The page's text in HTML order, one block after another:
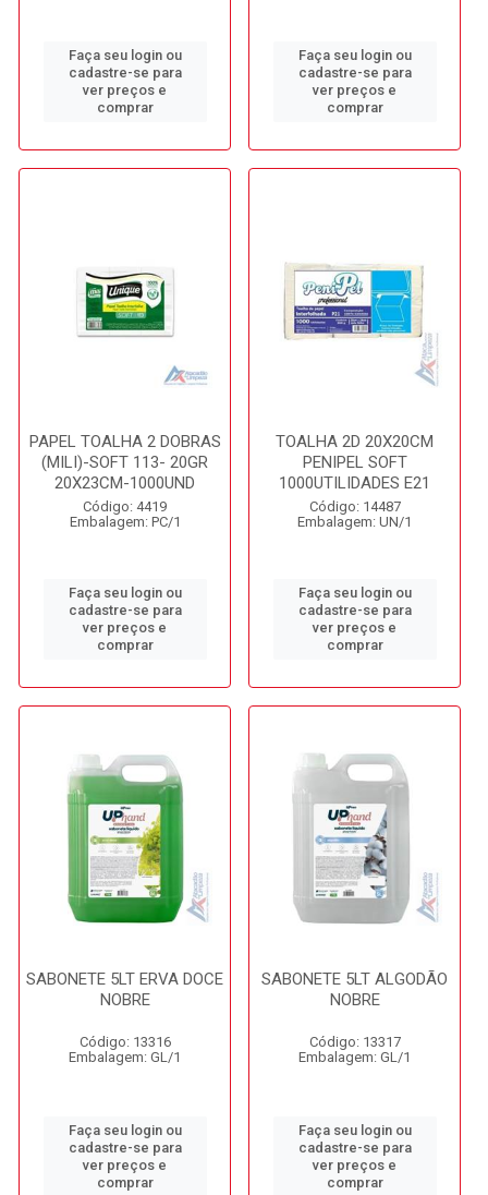
Faça seu login ou
cadastre-se para
ver preços e
comprar
Faça seu login ou
cadastre-se para
ver preços e
comprar
PAPEL TOALHA 2 DOBRAS
(MILI)-SOFT 113- 20GR
20X23CM-1000UND
Código: 4419
Embalagem: PC/1
Faça seu login ou
cadastre-se para
ver preços e
comprar
TOALHA 2D 20X20CM
PENIPEL SOFT
1000UTILIDADES E21
Código: 14487
Embalagem: UN/1
Faça seu login ou
cadastre-se para
ver preços e
comprar
SABONETE 5LT ERVA DOCE
NOBRE
Código: 13316
Embalagem: GL/1
Faça seu login ou
cadastre-se para
ver preços e
comprar
SABONETE 5LT ALGODÃO
NOBRE
Código: 13317
Embalagem: GL/1
Faça seu login ou
cadastre-se para
ver preços e
comprar